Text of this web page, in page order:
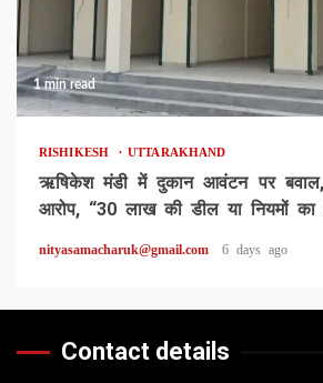
1 min read
RISHIKESH UTTARAKHAND
ऋषिकेश मंडी में दुकान आवंटन पर बवाल,
आरोप, “30 लाख की डील या नियमों
nityasamacharuk@gmail.com 6 days ago
Contact details